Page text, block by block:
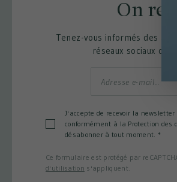
On
Tenez-vous informés des
réseaux sociaux ou
J'accepte de recevoir la
conformément à la Protection des
désabonner à tout moment. *
Ce formulaire est protégé par
d'utilisation s'appliquent.